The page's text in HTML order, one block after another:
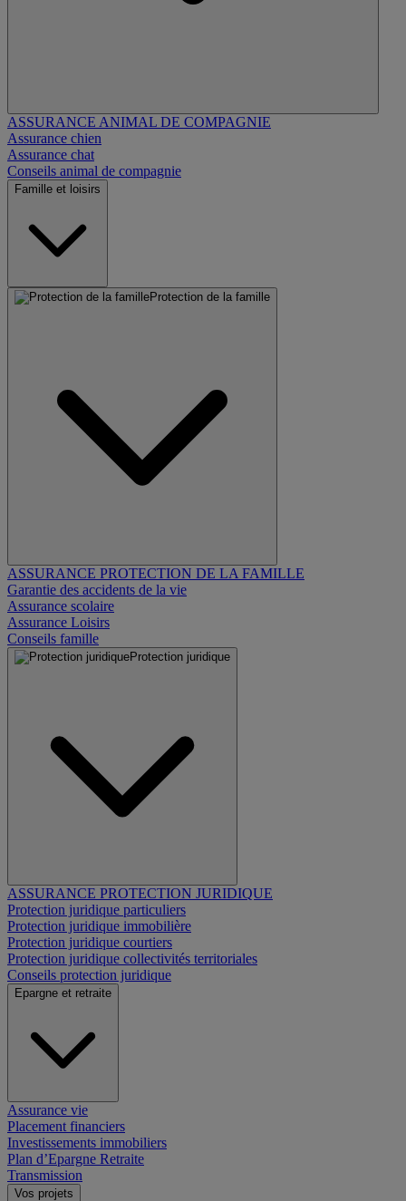
ASSURANCE ANIMAL DE COMPAGNIE
Assurance chien
Assurance chat
Conseils animal de compagnie
Famille et loisirs
Protection de la famille
ASSURANCE PROTECTION DE LA FAMILLE
Garantie des accidents de la vie
Assurance scolaire
Assurance Loisirs
Conseils famille
Protection juridique
ASSURANCE PROTECTION JURIDIQUE
Protection juridique particuliers
Protection juridique immobilière
Protection juridique courtiers
Protection juridique collectivités territoriales
Conseils protection juridique
Epargne et retraite
Assurance vie
Placement financiers
Investissements immobiliers
Plan d’Epargne Retraite
Transmission
Vos projets